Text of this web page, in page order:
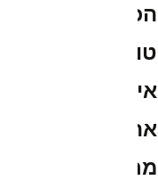
הכל
טוב
איתך?
אתה
מרגיש